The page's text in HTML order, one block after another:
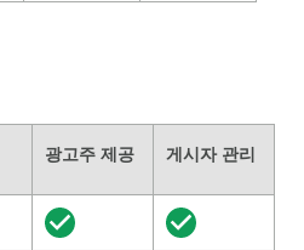
광고주 제공 게시자 관리